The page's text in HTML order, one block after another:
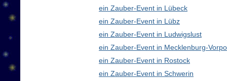
ein Zauber-Event in Lübeck
ein Zauber-Event in Lübz
ein Zauber-Event in Ludwigslust
ein Zauber-Event in Mecklenburg-
ein Zauber-Event in Rostock
ein Zauber-Event in Schwerin